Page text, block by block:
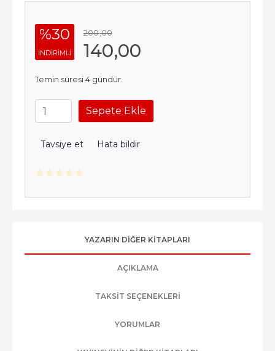
%30
INDIRIMLI
200,00
140,00
Temin süresi 4 gündür.
Sepete Ekle
Tavsiye et Hata bildir
YAZARIN DIĞER KITAPLARI
AÇIKLAMA
TAKSIT SEÇENEKLERI
YORUMLAR